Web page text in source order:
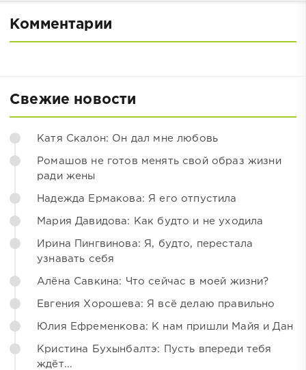
Комментарии
Свежие новости
Катя Скалон: Он дал мне любовь
Ромашов не готов менять свой образ жизни
ради жены
Надежда Ермакова: Я его отпустила
Мария Давидова: Как будто и не уходила
Ирина Пингвинова: Я, будто, перестала
узнавать себя
Алёна Савкина: Что сейчас в моей жизни?
Евгения Хорошева: Я всё делаю правильно
Юлия Ефременкова: К нам пришли Майя и Дан
Кристина Бухынбалтэ: Пусть впереди тебя
ждёт...